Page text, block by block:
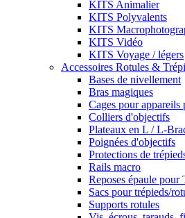
KITS Animalier
KITS Polyvalents
KITS
KITS Vidéo
KITS Voyage / légers
Accessoires Rotules &
Bases de nivellement
Bras magiques
Cages pour appareils
Colliers d'objectifs
Plateaux en L / L-
Poignées d'objectifs
Protections de
Rails macro
Reposes épaule pour
Sacs pour trépieds/
Supports rotules